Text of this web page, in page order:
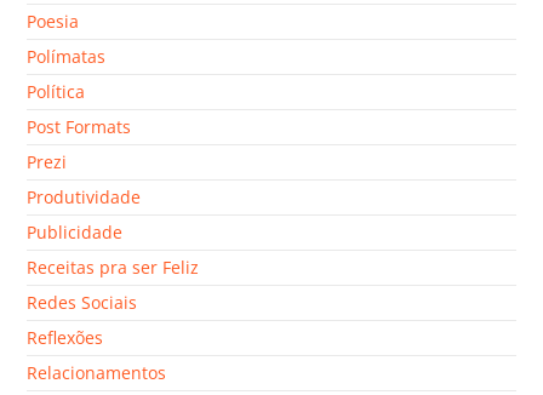
Poesia
Polímatas
Política
Post Formats
Prezi
Produtividade
Publicidade
Receitas pra ser Feliz
Redes Sociais
Reflexões
Relacionamentos